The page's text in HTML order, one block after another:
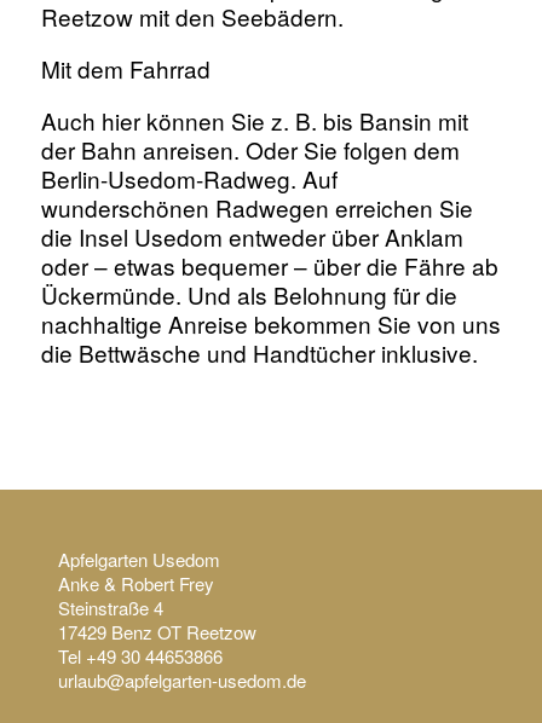
Reetzow mit den Seebädern.
Mit dem Fahrrad
Auch hier können Sie z. B. bis Bansin mit
der Bahn anreisen. Oder Sie folgen dem
Berlin-Usedom-Radweg. Auf
wunderschönen Radwegen erreichen Sie
die Insel Usedom entweder über Anklam
oder – etwas bequemer – über die Fähre ab
Ückermünde. Und als Belohnung für die
nachhaltige Anreise bekommen Sie von uns
die Bettwäsche und Handtücher inklusive.
Apfelgarten Usedom
Anke & Robert Frey
Steinstraße 4
17429 Benz OT Reetzow
Tel +49 30 44653866
urlaub@apfelgarten-usedom.de